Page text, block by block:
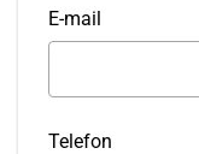
E-mail
Telefon